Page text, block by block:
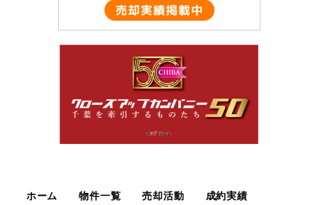
ホーム 物件一覧 売却活動 成約実績